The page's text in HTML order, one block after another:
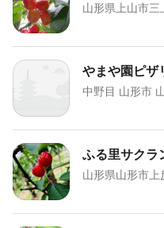
ーツ園)
山形県上山市三
やまや園ピザ
中野目 山形市
ふる里サクラ
山形県山形市上